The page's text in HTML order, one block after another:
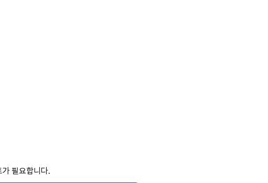
필요합니다.